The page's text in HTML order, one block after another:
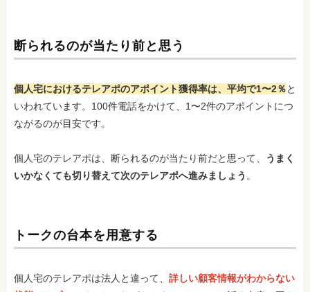
断られるのが当たり前と思う
個人宅におけるテレアポのアポイント獲得率は、平均で1〜2％と
いわれています。100件電話をかけて、1〜2件のアポイントにつ
ながるのが目安です。
個人宅のテレアポは、断られるのが当たり前だと思って、
うまく
いかなくても切り替えて次のテレアポへ進みましょう 。
トークの台本を用意する
個人宅のテレアポは法人と違って、 詳しい顧客情報がわからない